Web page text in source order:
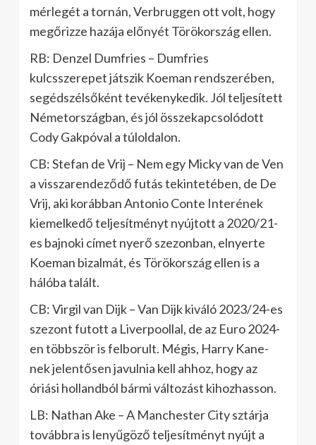
mérlegét a tornán, Verbruggen ott volt, hogy
megőrizze hazája előnyét Törökország ellen.
RB: Denzel Dumfries – Dumfries
kulcsszerepet játszik Koeman rendszerében,
segédszélsőként tevékenykedik. Jól teljesített
Németországban, és jól összekapcsolódott
Cody Gakpóval a túloldalon.
CB: Stefan de Vrij – Nem egy Micky van de Ven
a visszarendeződő futás tekintetében, de De
Vrij, aki korábban Antonio Conte Interének
kiemelkedő teljesítményt nyújtott a 2020/21-
es bajnoki címet nyerő szezonban, elnyerte
Koeman bizalmát, és Törökország ellen is a
hálóba talált.
CB: Virgil van Dijk – Van Dijk kiváló 2023/24-es
szezont futott a Liverpoollal, de az Euro 2024-
en többször is felborult. Mégis, Harry Kane-
nek jelentősen javulnia kell ahhoz, hogy az
óriási hollandból bármi változást kihozhasson.
LB: Nathan Ake – A Manchester City sztárja
továbbra is lenyűgöző teljesítményt nyújt a